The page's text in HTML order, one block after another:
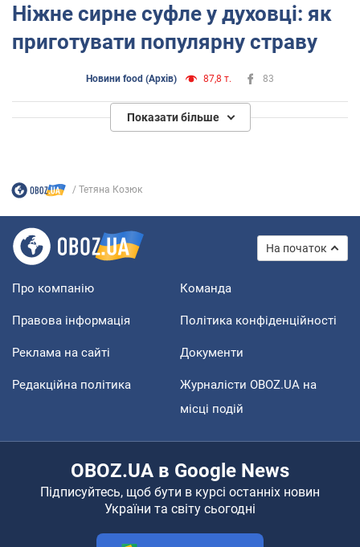
Ніжне сирне суфле у духовці: як
приготувати популярну страву
Новини food (Архів) 87,8 т. 83
Показати більше
Тетяна Козюк
На початок
Про компанію Команда
Правова інформація Політика конфіденційності
Реклама на сайті Документи
Редакційна політика
Журналісти OBOZ.UA на
місці подій
OBOZ.UA в Google News
Підписуйтесь, щоб бути в курсі останніх новин
України та світу сьогодні